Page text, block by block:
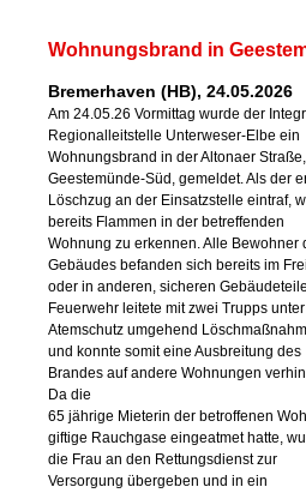
Wohnungsbrand in
Bremerhaven (HB), 24.05.2026
Am 24.05.26 Vormittag wurde der
Regionalleitstelle Unterweser-Elbe ein
Wohnungsbrand in der Altonaer Straße,
Geestemünde-Süd, gemeldet. Als der
Löschzug an der Einsatzstelle eintraf,
bereits Flammen in der betreffenden
Wohnung zu erkennen. Alle Bewohner
Gebäudes befanden sich bereits im
oder in anderen, sicheren
Feuerwehr leitete mit zwei Trupps unter
Atemschutz umgehend
und konnte somit eine Ausbreitung des
Brandes auf andere Wohnungen
Da die
65 jährige Mieterin der betroffenen
giftige Rauchgase eingeatmet hatte,
die Frau an den Rettungsdienst zur
Versorgung übergeben und in ein